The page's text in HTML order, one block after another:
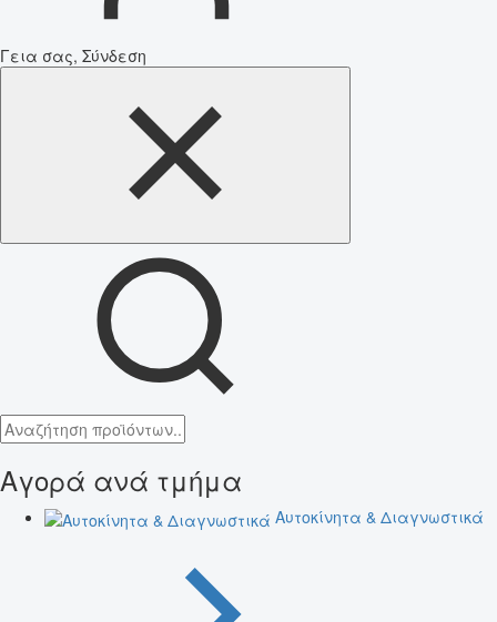
Γεια σας, Σύνδεση
Αγορά ανά τμήμα
Αυτοκίνητα & Διαγνωστικά